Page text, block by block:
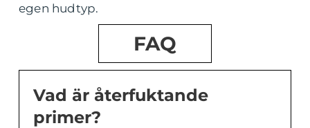
egen hudtyp.
FAQ
Vad är återfuktande
primer?